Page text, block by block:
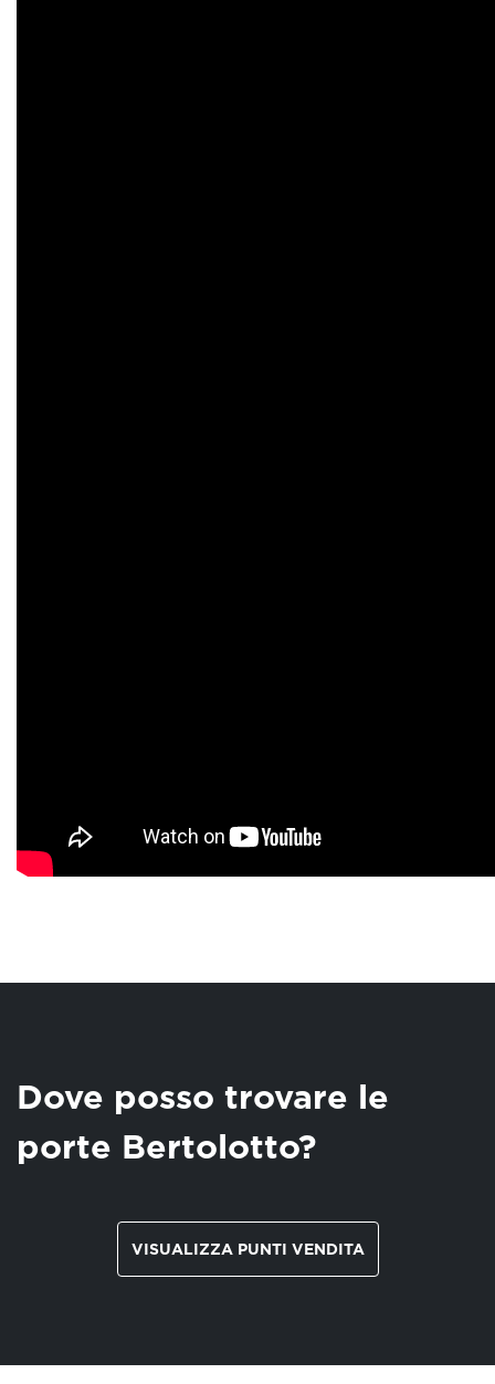
Dove posso trovare le
porte Bertolotto?
VISUALIZZA PUNTI VENDITA